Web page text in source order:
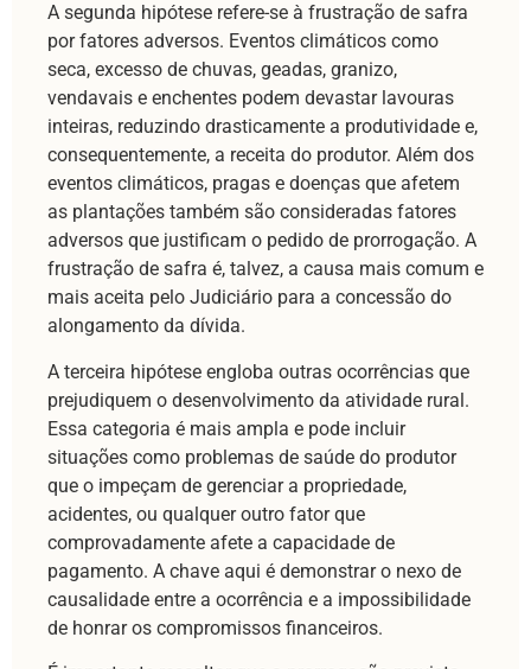
A segunda hipótese refere-se à frustração de safra
por fatores adversos. Eventos climáticos como
seca, excesso de chuvas, geadas, granizo,
vendavais e enchentes podem devastar lavouras
inteiras, reduzindo drasticamente a produtividade e,
consequentemente, a receita do produtor. Além dos
eventos climáticos, pragas e doenças que afetem
as plantações também são consideradas fatores
adversos que justificam o pedido de prorrogação. A
frustração de safra é, talvez, a causa mais comum e
mais aceita pelo Judiciário para a concessão do
alongamento da dívida.
A terceira hipótese engloba outras ocorrências que
prejudiquem o desenvolvimento da atividade rural.
Essa categoria é mais ampla e pode incluir
situações como problemas de saúde do produtor
que o impeçam de gerenciar a propriedade,
acidentes, ou qualquer outro fator que
comprovadamente afete a capacidade de
pagamento. A chave aqui é demonstrar o nexo de
causalidade entre a ocorrência e a impossibilidade
de honrar os compromissos financeiros.